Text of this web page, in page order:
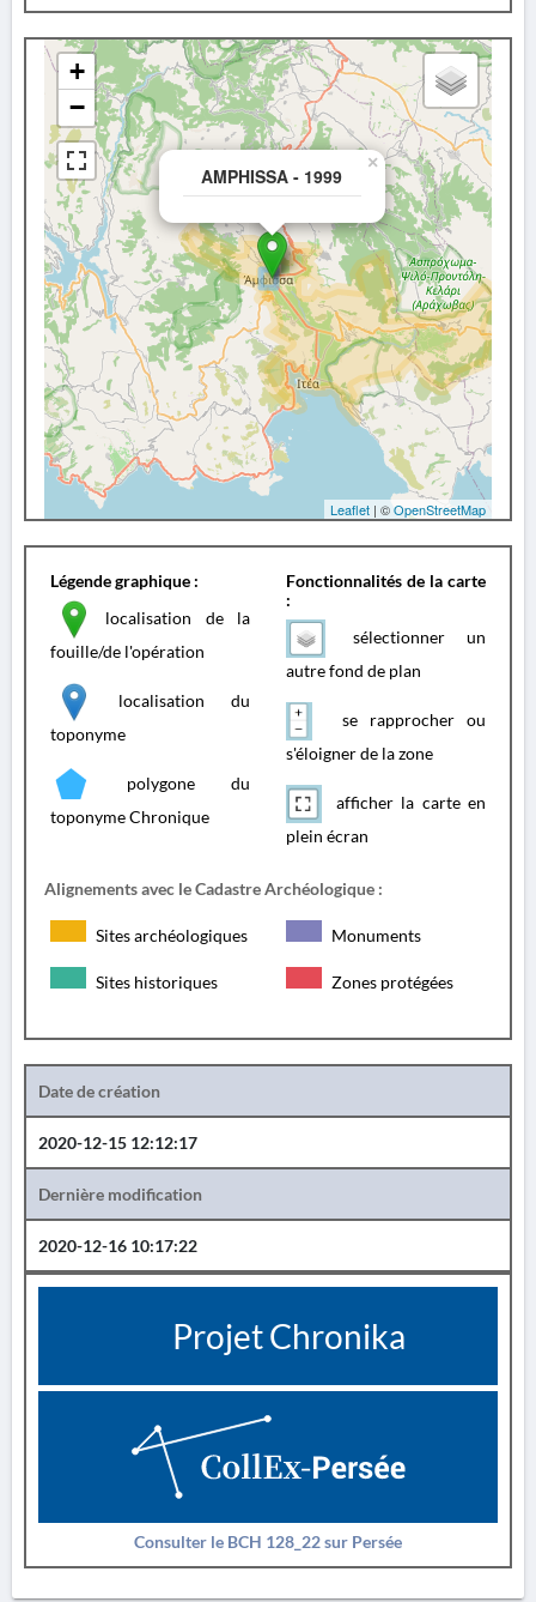
AMPHISSA - 1999
×
+
−
Leaflet | ©OpenStreetMap
Légende graphique :
localisation de la
fouille/de l'opération
localisation du
toponyme
polygone du
toponyme Chronique
Fonctionnalités de la carte
:
sélectionner un
autre fond de plan
se rapprocher ou
s'éloigner de la zone
afficher la carte en
plein écran
Alignements avec le Cadastre Archéologique :
Sites archéologiques Monuments
Sites historiques Zones protégées
Date de création
2020-12-15 12:12:17
Dernière modification
2020-12-16 10:17:22
Projet Chronika
Consulter le BCH 128_22 sur Persée